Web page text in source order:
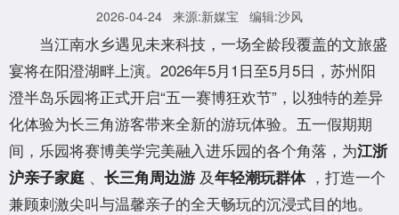
2026-04-24 来源:新媒宝 编辑:沙风
当江南水乡遇见未来科技，一场全龄段覆盖的文旅盛
宴将在阳澄湖畔上演。2026年5月1日至5月5日，苏州阳
澄半岛乐园将正式开启“五一赛博狂欢节”，以独特的差异
化体验为长三角游客带来全新的游玩体验。五一假期期
间，乐园将赛博美学完美融入进乐园的各个角落，为江浙
沪亲子家庭 、 长三角周边游 及年轻潮玩群体，打造一个
兼顾刺激尖叫与温馨亲子的全天畅玩的沉浸式目的地。